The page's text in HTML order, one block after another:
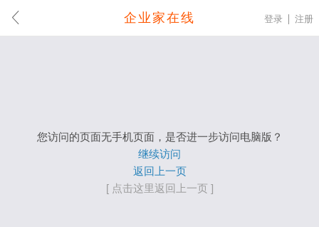
企业家在线 登录 注册
您访问的页面无手机页面，是否进一步访问电脑版？
继续访问
返回上一页
[ 点击这里返回上一页 ]